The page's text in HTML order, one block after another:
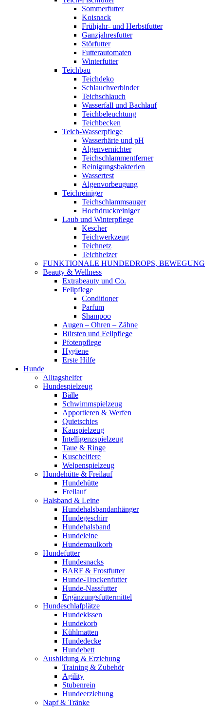
Sommerfutter
Koisnack
Frühjahr- und Herbstfutter
Ganzjahresfutter
Störfutter
Futterautomaten
Winterfutter
Teichbau
Teichdeko
Schlauchverbinder
Teichschlauch
Wasserfall und Bachlauf
Teichbeleuchtung
Teichbecken
Teich-Wasserpflege
Wasserhärte und pH
Algenvernichter
Teichschlammentferner
Reinigungsbakterien
Wassertest
Algenvorbeugung
Teichreiniger
Teichschlammsauger
Hochdruckreiniger
Laub und Winterpflege
Kescher
Teichwerkzeug
Teichnetz
Teichheizer
FUNKTIONALE HUNDEDROPS, BEWEGUNG
Beauty & Wellness
Extrabeauty und Co.
Fellpflege
Conditioner
Parfum
Shampoo
Augen – Ohren – Zähne
Bürsten und Fellpflege
Pfotenpflege
Hygiene
Erste Hilfe
Hunde
Alltagshelfer
Hundespielzeug
Bälle
Schwimmspielzeug
Apportieren & Werfen
Quietschies
Kauspielzeug
Intelligenzspielzeug
Taue & Ringe
Kuscheltiere
Welpenspielzeug
Hundehütte & Freilauf
Hundehütte
Freilauf
Halsband & Leine
Hundehalsbandanhänger
Hundegeschirr
Hundehalsband
Hundeleine
Hundemaulkorb
Hundefutter
Hundesnacks
BARF & Frostfutter
Hunde-Trockenfutter
Hunde-Nassfutter
Ergänzungsfuttermittel
Hundeschlafplätze
Hundekissen
Hundekorb
Kühlmatten
Hundedecke
Hundebett
Ausbildung & Erziehung
Training & Zubehör
Agility
Stubenrein
Hundeerziehung
Napf & Tränke